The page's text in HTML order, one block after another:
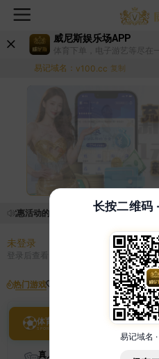
威尼斯娱乐场APP
体育下单，电子游艺等尽在
易记域名： v100.cc 复制
优惠活动的手续麻烦，已新增优惠系统
未登录
登录后查看
热门游戏
体育
真人
长按二维码
易记域名